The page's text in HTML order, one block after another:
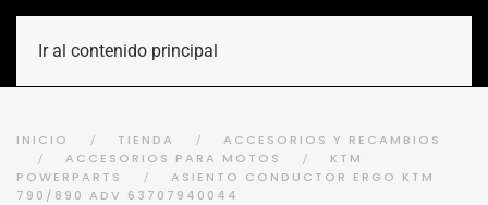
Ir al contenido principal
INICIO TIENDA
ACCESORIOS Y RECAMBIOS
ACCESORIOS PARA MOTOS
KTM
POWERPARTS
ASIENTO CONDUCTOR ERGO KTM
790/890 ADV 63707940044